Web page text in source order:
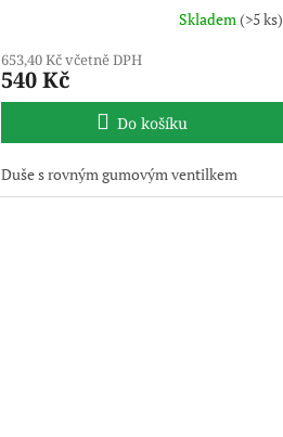
Skladem(>5 ks)
653,40 Kč včetně DPH
540 Kč
Do košíku
Duše s rovným gumovým ventilkem